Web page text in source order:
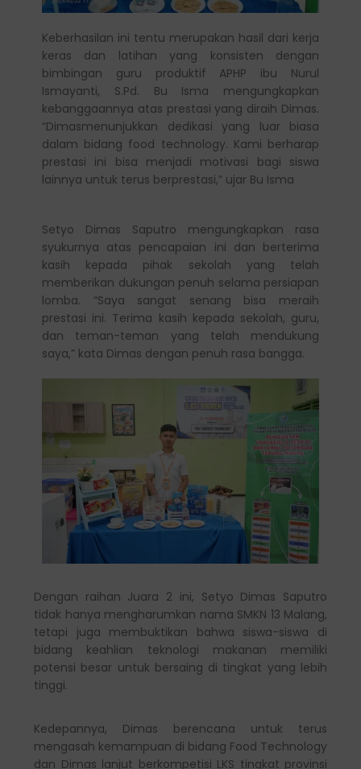
Keberhasilan ini tentu merupakan hasil dari kerja
keras dan latihan yang konsisten dengan
bimbingan guru produktif APHP ibu Nurul
Ismayanti, S.Pd. Bu Isma mengungkapkan
kebanggaannya atas prestasi yang diraih Dimas.
“Dimasmenunjukkan dedikasi yang luar biasa
dalam bidang food technology. Kami berharap
prestasi ini bisa menjadi motivasi bagi siswa
lainnya untuk terus berprestasi,” ujar Bu Isma
Setyo Dimas Saputro mengungkapkan rasa
syukurnya atas pencapaian ini dan berterima
kasih kepada pihak sekolah yang telah
memberikan dukungan penuh selama persiapan
lomba. “Saya sangat senang bisa meraih
prestasi ini. Terima kasih kepada sekolah, guru,
dan teman-teman yang telah mendukung
saya,” kata Dimas dengan penuh rasa bangga.
Dengan raihan Juara 2 ini, Setyo Dimas Saputro
tidak hanya mengharumkan nama SMKN 13 Malang,
tetapi juga membuktikan bahwa siswa-siswa di
bidang keahlian teknologi makanan memiliki
potensi besar untuk bersaing di tingkat yang lebih
tinggi.
Kedepannya, Dimas berencana untuk terus
mengasah kemampuan di bidang Food Technology
dan Dimas lanjut berkompetisi LKS tingkat provinsi